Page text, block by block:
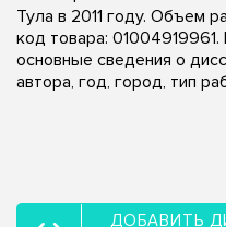
Тула в 2011 году. Объем
код товара:
основные сведения о
автора, год, город, тип
ДОБАВИТЬ